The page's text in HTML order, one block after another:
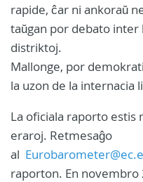
rapide, ĉar ni ankoraŭ
taŭgan por debato inter
distriktoj.
Mallonge, por
la uzon de la internacia
La oficiala raporto estis
eraroj. Retmesaĝo
al
raporton. En